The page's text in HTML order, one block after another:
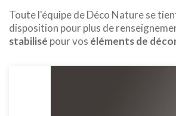
Toute l'équipe de Déco Nature se
disposition pour plus de
stabilisé pour vos éléments de